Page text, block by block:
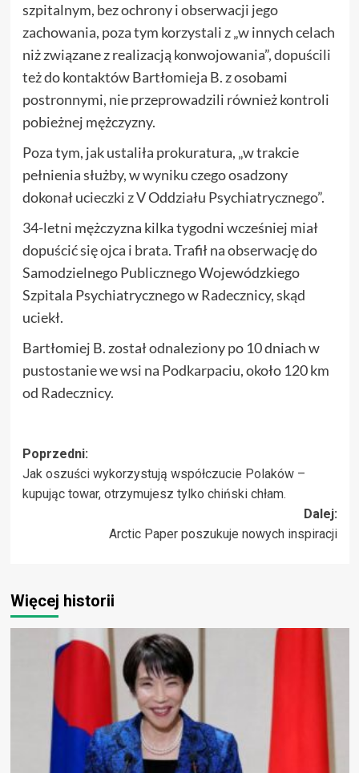
szpitalnym, bez ochrony i obserwacji jego
zachowania, poza tym korzystali z „w innych celach
niż związane z realizacją konwojowania”, dopuścili
też do kontaktów Bartłomieja B. z osobami
postronnymi, nie przeprowadzili również kontroli
pobieżnej mężczyzny.
Poza tym, jak ustaliła prokuratura, „w trakcie
pełnienia służby, w wyniku czego osadzony
dokonał ucieczki z V Oddziału Psychiatrycznego”.
34-letni mężczyzna kilka tygodni wcześniej miał
dopuścić się ojca i brata. Trafił na obserwację do
Samodzielnego Publicznego Wojewódzkiego
Szpitala Psychiatrycznego w Radecznicy, skąd
uciekł.
Bartłomiej B. został odnaleziony po 10 dniach w
pustostanie we wsi na Podkarpaciu, około 120 km
od Radecznicy.
Zobacz
wpisy
Poprzedni:
Jak oszuści wykorzystują współczucie Polaków –
kupując towar, otrzymujesz tylko chiński chłam.
Dalej:
Arctic Paper poszukuje nowych inspiracji
Więcej historii